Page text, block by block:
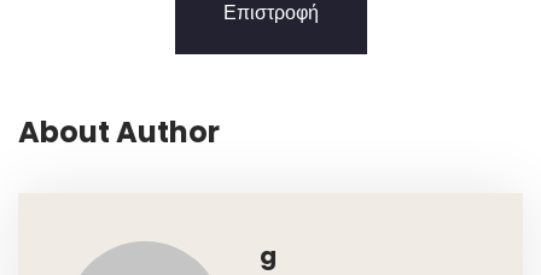
Επιστροφή
About Author
g